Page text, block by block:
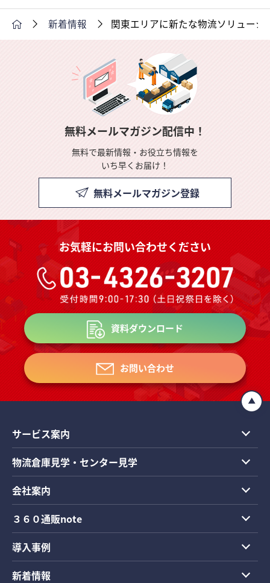
新着情報 関東エリアに新たな物流ソリュー
無料メールマガジン配信中！
無料で最新情報・お役立ち情報を
いち早くお届け！
無料メールマガジン登録
お気軽にお問い合わせください
資料ダウンロード
お問い合わせ
サービス案内
物流倉庫見学・センター見学
会社案内
３６０通販note
導入事例
新着情報